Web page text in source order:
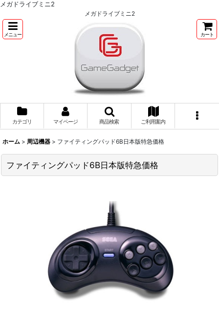
メガドライブミニ2
メガドライブミニ2
メニュー カート
カテゴリ マイページ 商品検索 ご利用案内
ホーム > 周辺機器 > ファイティングパッド6B日本版特急価格
ファイティングパッド6B日本版特急価格